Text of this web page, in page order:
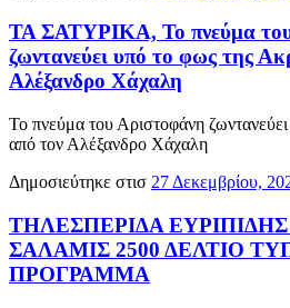
ΤΑ ΣΑΤΥΡΙΚΑ, Το πνεύμα
ζωντανεύει υπό το φως της
Αλέξανδρο Χάχαλη
Το πνεύμα του Αριστοφάνη
από τον Αλέξανδρο Χάχαλη
Δημοσιεύτηκε στισ 27 Δεκεμβρίου,
ΤΗΛΕΣΠΕΡΙΔΑ
ΣΑΛΑΜΙΣ 2500 ΔΕΛΤΙΟ
ΠΡΟΓΡΑΜΜΑ